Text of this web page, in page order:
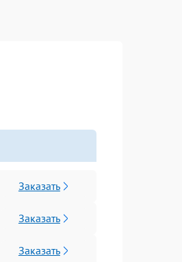
Заказать
Заказать
Заказать